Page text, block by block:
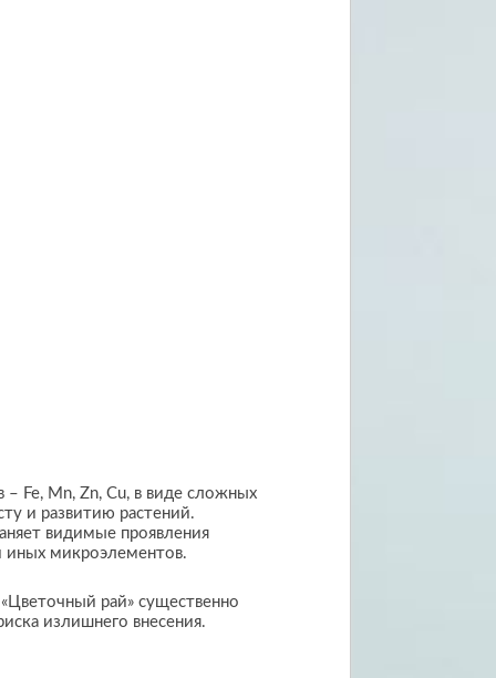
Fe, Mn, Zn, Cu, в виде сложных
и развитию растений.
видимые проявления
иных микроэлементов.
рай» существенно
излишнего внесения.